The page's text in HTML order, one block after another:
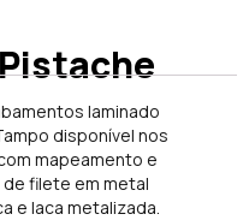
laminado
disponível nos
mapeamento e
filete em metal
e laca metalizada.